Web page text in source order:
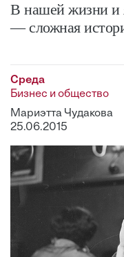
В нашей жизни и
— сложная
Среда
Бизнес и общество
Мариэтта Чудакова
25.06.2015